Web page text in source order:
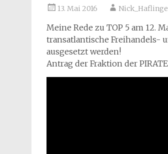
13. Mai 2016
Meine Rede zu TOP 5 am 12.
transatlantische Freihandels-
ausgesetzt werden!
Antrag der Fraktion der